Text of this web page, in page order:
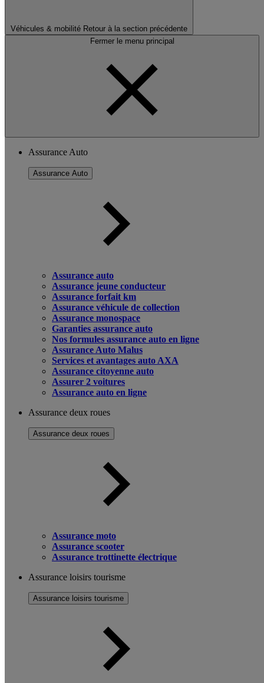
Véhicules & mobilité Retour à la section précédente
Fermer le menu principal
Assurance Auto
Assurance Auto
Assurance auto
Assurance jeune conducteur
Assurance forfait km
Assurance véhicule de collection
Assurance monospace
Garanties assurance auto
Nos formules assurance auto en ligne
Assurance Auto Malus
Services et avantages auto AXA
Assurance citoyenne auto
Assurer 2 voitures
Assurance auto en ligne
Assurance deux roues
Assurance deux roues
Assurance moto
Assurance scooter
Assurance trottinette électrique
Assurance loisirs tourisme
Assurance loisirs tourisme